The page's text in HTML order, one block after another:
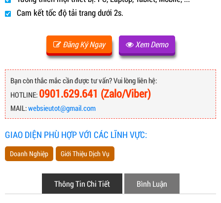
Cam kết tốc độ tải trang dưới 2s.
Đăng Ký Ngay Xem Demo
Bạn còn thắc mắc cần được tư vấn? Vui lòng liên hệ:
HOTLINE: 0901.629.641 (Zalo/Viber)
MAIL:websieutot@gmail.com
GIAO DIỆN PHÙ HỢP VỚI CÁC LĨNH VỰC:
Doanh Nghiệp Giới Thiệu Dịch Vụ
Thông Tin Chi Tiết Bình Luận